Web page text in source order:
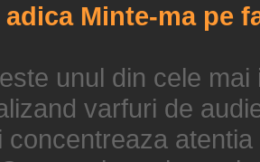
Minte-ma pe
unul din cele
varfuri de
concentreaza